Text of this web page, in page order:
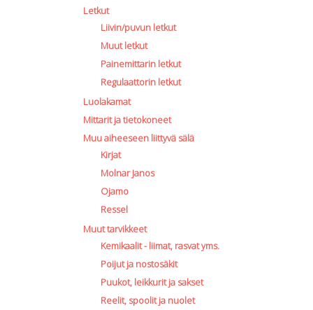
Letkut
Liivin/puvun letkut
Muut letkut
Painemittarin letkut
Regulaattorin letkut
Luolakamat
Mittarit ja tietokoneet
Muu aiheeseen liittyvä sälä
Kirjat
Molnar Janos
Ojamo
Ressel
Muut tarvikkeet
Kemikaalit - liimat, rasvat yms.
Poijut ja nostosäkit
Puukot, leikkurit ja sakset
Reelit, spoolit ja nuolet